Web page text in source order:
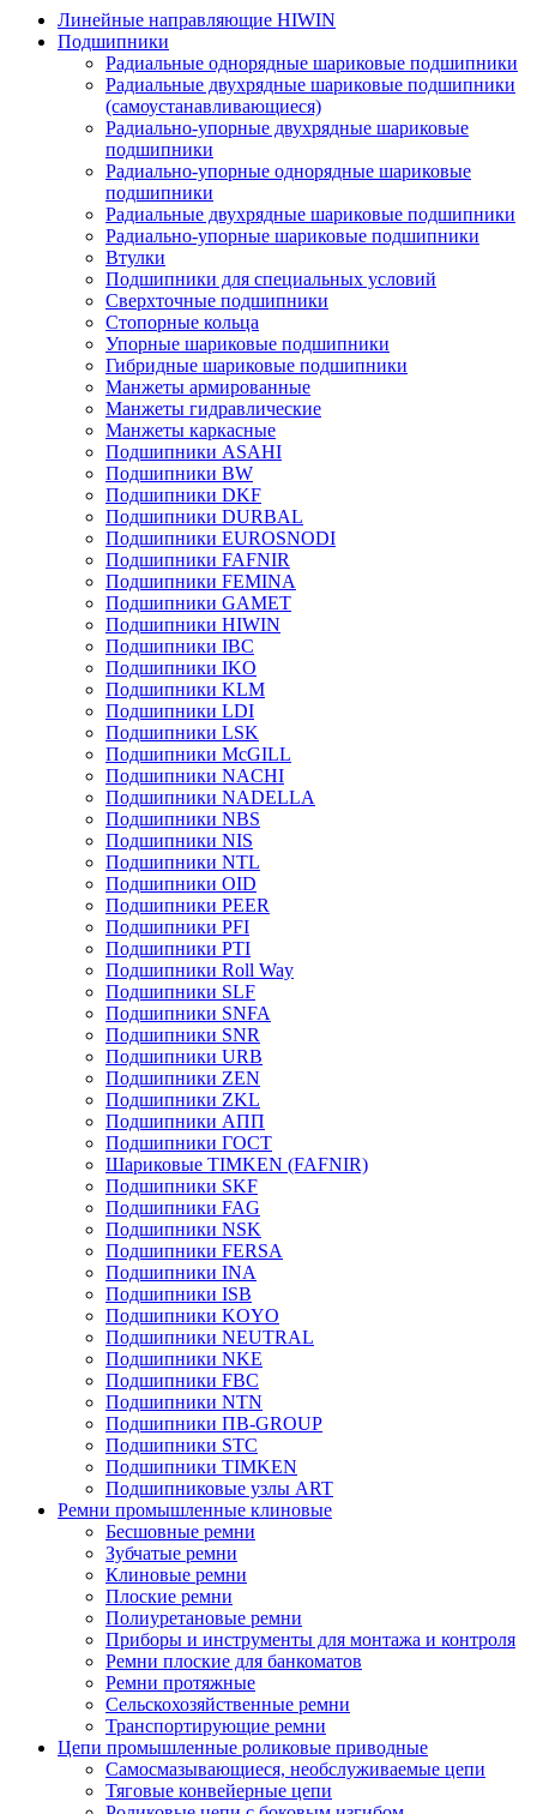
Линейные направляющие HIWIN
Подшипники
Радиальные однорядные шариковые подшипники
Радиальные двухрядные шариковые подшипники
(самоустанавливающиеся)
Радиально-упорные двухрядные шариковые
подшипники
Радиально-упорные однорядные шариковые
подшипники
Радиальные двухрядные шариковые подшипники
Радиально-упорные шариковые подшипники
Втулки
Подшипники для специальных условий
Сверхточные подшипники
Стопорные кольца
Упорные шариковые подшипники
Гибридные шариковые подшипники
Манжеты армированные
Манжеты гидравлические
Манжеты каркасные
Подшипники ASAHI
Подшипники BW
Подшипники DKF
Подшипники DURBAL
Подшипники EUROSNODI
Подшипники FAFNIR
Подшипники FEMINA
Подшипники GAMET
Подшипники HIWIN
Подшипники IBC
Подшипники IKO
Подшипники KLM
Подшипники LDI
Подшипники LSK
Подшипники McGILL
Подшипники NACHI
Подшипники NADELLA
Подшипники NBS
Подшипники NIS
Подшипники NTL
Подшипники OID
Подшипники PEER
Подшипники PFI
Подшипники PTI
Подшипники Roll Way
Подшипники SLF
Подшипники SNFA
Подшипники SNR
Подшипники URB
Подшипники ZEN
Подшипники ZKL
Подшипники АПП
Подшипники ГОСТ
Шариковые ТІMKEN (FAFNIR)
Подшипники SKF
Подшипники FAG
Подшипники NSK
Подшипники FERSA
Подшипники INA
Подшипники ISB
Подшипники KOYO
Подшипники NEUTRAL
Подшипники NKE
Подшипники FBC
Подшипники NTN
Подшипники ПВ-GROUP
Подшипники STC
Подшипники TIMKEN
Подшипниковые узлы ART
Ремни промышленные клиновые
Бесшовные ремни
Зубчатые ремни
Клиновые ремни
Плоские ремни
Полиуретановые ремни
Приборы и инструменты для монтажа и контроля
Ремни плоские для банкоматов
Ремни протяжные
Сельскохозяйственные ремни
Транспортирующие ремни
Цепи промышленные роликовые приводные
Самосмазывающиеся, необслуживаемые цепи
Тяговые конвейерные цепи